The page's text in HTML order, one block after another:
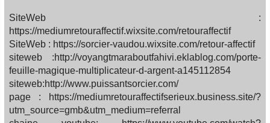
SiteWeb :
https://mediumretouraffectif.wixsite.com/retouraffectif
SiteWeb : https://sorcier-vaudou.wixsite.com/retour-affectif
siteweb :http://voyangtmaraboutfahivi.eklablog.com/porte-
feuille-magique-multiplicateur-d-argent-a145112854
siteweb:http://www.puissantsorcier.com/
page : https://mediumretouraffectifserieux.business.site/?
utm_source=gmb&utm_medium=referral